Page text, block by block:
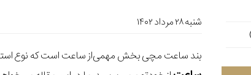
شنبه ۲۸ مرداد ۱۴۰۲
بند ساعت مچی بخش مهمی‌از ساعت است که نوع